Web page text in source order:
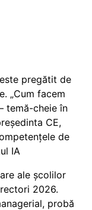
pregătit de
„Cum facem
temă-cheie în
CE,
de
IA
ale școlilor
2026.
probă